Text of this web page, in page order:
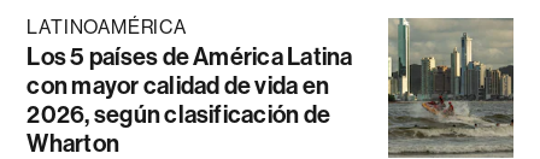
LATINOAMÉRICA
Los 5 países de América Latina
con mayor calidad de vida en
2026, según clasificación de
Wharton